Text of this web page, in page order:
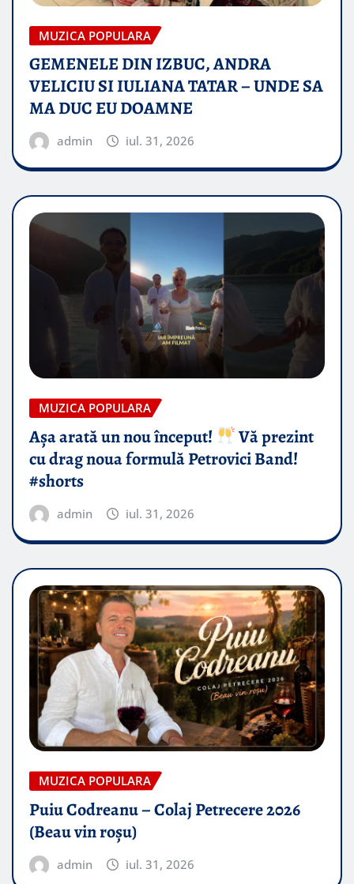
MUZICA POPULARA
GEMENELE DIN IZBUC, ANDRA
VELICIU SI IULIANA TATAR – UNDE SA
MA DUC EU DOAMNE
admin iul. 31, 2026
MUZICA POPULARA
Așa arată un nou început!
Vă prezint
cu drag noua formulă Petrovici Band!
#shorts
admin iul. 31, 2026
MUZICA POPULARA
Puiu Codreanu – Colaj Petrecere 2026
(Beau vin roșu)
admin iul. 31, 2026